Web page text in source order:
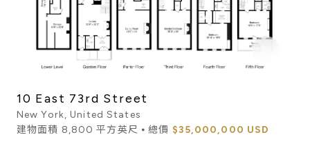
10 East 73rd Street
New York, United States
建物面積 8,800 平方英尺 ⦁ 總價 $35,000,000 USD